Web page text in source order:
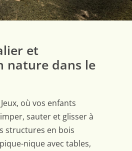
et
nature dans le
où vos enfants
sauter et glisser à
structures en bois
nique avec tables,